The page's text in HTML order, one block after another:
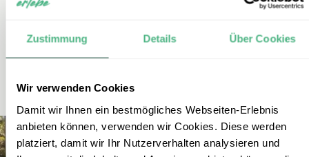
Zustimmung Details Über Cookies
Wir verwenden Cookies
Damit wir Ihnen ein bestmögliches Webseiten-Erlebnis
anbieten können, verwenden wir Cookies. Diese werden
platziert, damit wir Ihr Nutzerverhalten analysieren und